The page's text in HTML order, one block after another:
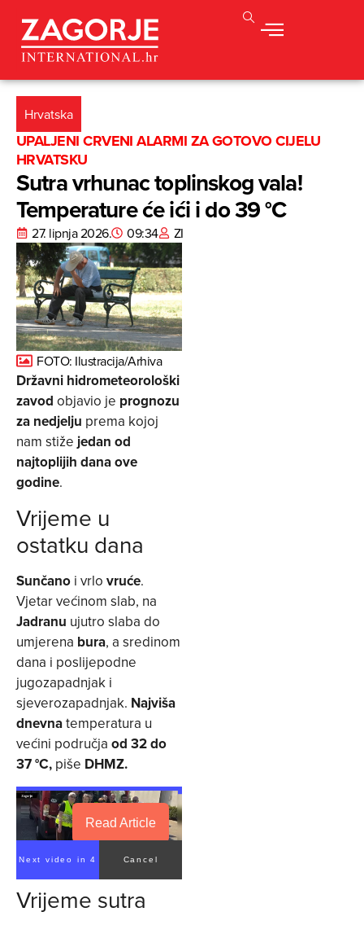
Hrvatska
UPALJENI CRVENI ALARMI ZA GOTOVO CIJELU
HRVATSKU
Sutra vrhunac toplinskog vala!
Temperature će ići i do 39 °C
27. lipnja 2026. 09:34 ZI
FOTO: Ilustracija/Arhiva
Državni hidrometeorološki
zavod objavio je prognozu
za nedjelju prema kojoj
nam stiže jedan od
najtoplijih dana ove
godine.
Vrijeme u
ostatku dana
Sunčano i vrlo vruće.
Vjetar većinom slab, na
Jadranu ujutro slaba do
umjerena bura, a sredinom
dana i poslijepodne
jugozapadnjak i
sjeverozapadnjak. Najviša
dnevnatemperatura u
većini područja od 32 do
37 °C, piše DHMZ.
Read Article
Next video in 4 Cancel
Vrijeme sutra